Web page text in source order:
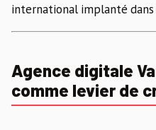
international implanté dans
Agence digitale
comme levier de